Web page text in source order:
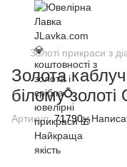
Золоті прикраси з
Золота
білому золоті
Артикул:71790